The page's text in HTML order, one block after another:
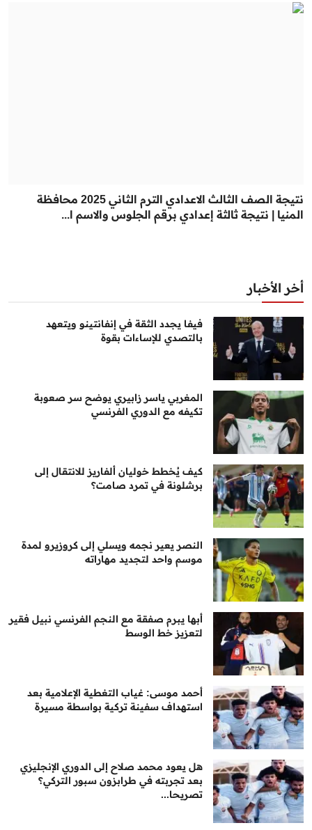
نتيجة الصف الثالث الاعدادي الترم الثاني 2025 محافظة
المنيا | نتيجة ثالثة إعدادي برقم الجلوس والاسم ا...
أخر الأخبار
فيفا يجدد الثقة في إنفانتينو ويتعهد
بالتصدي للإساءات بقوة
المغربي ياسر زابيري يوضح سر صعوبة
تكيفه مع الدوري الفرنسي
كيف يُخطط خوليان ألفاريز للانتقال إلى
برشلونة في تمرد صامت؟
النصر يعير نجمه ويسلي إلى كروزيرو لمدة
موسم واحد لتجديد مهاراته
أبها يبرم صفقة مع النجم الفرنسي نبيل فقير
لتعزيز خط الوسط
أحمد موسى: غياب التغطية الإعلامية بعد
استهداف سفينة تركية بواسطة مسيرة
هل يعود محمد صلاح إلى الدوري الإنجليزي
بعد تجربته في طرابزون سبور التركي؟
تصريحا...